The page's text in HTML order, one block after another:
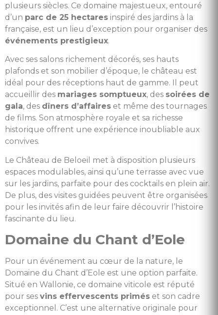
plusieurs siècles. Ce domaine majestueux, entouré
d’un parc de 25 hectares inspiré des jardins à la
française, est un lieu d’exception pour organiser des
événements prestigieux.
Avec ses salons richement décorés, ses hauts
plafonds et son mobilier d’époque, le château est
idéal pour des réceptions haut de gamme. Il peut
accueillir des mariages somptueux, des soirées de
gala, des dîners d’affaires et même des tournages
de films. Son atmosphère royale et sa richesse
historique offrent une expérience inoubliable aux
convives.
Le Château de Beloeil met à disposition plusieurs
espaces modulables, ainsi qu’une terrasse avec vue
sur les jardins, parfaite pour des cocktails en plein air.
De plus, des visites guidées peuvent être organisées
pour les invités afin de leur faire découvrir l’histoire
fascinante du lieu.
Domaine du Chant d’Eole
Pour un événement au cœur de la nature, le
Domaine du Chant d’Eole est une option parfaite.
Situé en Wallonie, ce domaine viticole est réputé
pour ses vins effervescents primés et son cadre
exceptionnel. C’est une alternative originale pour